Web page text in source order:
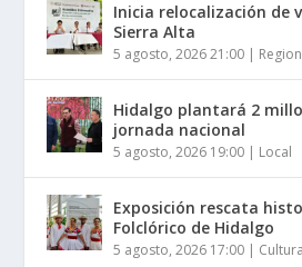
Inicia relocalización de
Sierra Alta
5 agosto, 2026 21:00
Hidalgo plantará 2
jornada nacional
5 agosto, 2026 19:00 Local
Exposición rescata
Folclórico de Hidalgo
5 agosto, 2026 17:00 Cultura